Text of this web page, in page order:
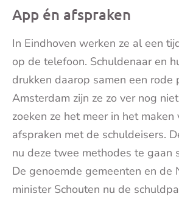
App én afspraken
In Eindhoven werken ze al een
op de telefoon. Schuldenaar en
drukken daarop samen een rode
Amsterdam zijn ze zo ver nog
zoeken ze het meer in het maken
afspraken met de schuldeisers.
nu deze twee methodes te gaan
De genoemde gemeenten en de
minister Schouten nu de